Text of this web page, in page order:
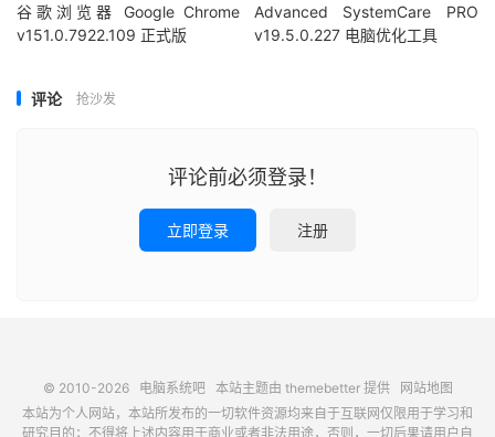
谷歌浏览器 Google Chrome
v151.0.7922.109 正式版
Advanced SystemCare PRO
v19.5.0.227 电脑优化工具
评论 抢沙发
评论前必须登录！
立即登录 注册
© 2010-2026 电脑系统吧本站主题由 themebetter提供
网站地图
本站为个人网站，本站所发布的一切软件资源均来自于互联网仅限用于学习和
研究目的；不得将上述内容用于商业或者非法用途，否则，一切后果请用户自